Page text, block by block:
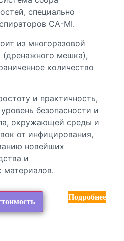
специально
CA-MI.
из многоразовой
мешка),
количество
и практичность,
безопасности и
окружающей среды и
от инфицирования,
новейших
и
материалов.
Подробнее